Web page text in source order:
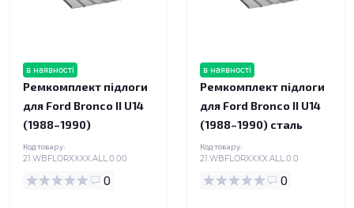
в наявності
Ремкомплект підлоги
для Ford Bronco II U14
(1988–1990)
Код товару:
21.WBFLORXXXX.ALL.0.00
0
в наявності
Ремкомплект підлоги
для Ford Bronco II U14
(1988–1990) сталь
Код товару:
21.WBFLORXXXX.ALL.0.0
0